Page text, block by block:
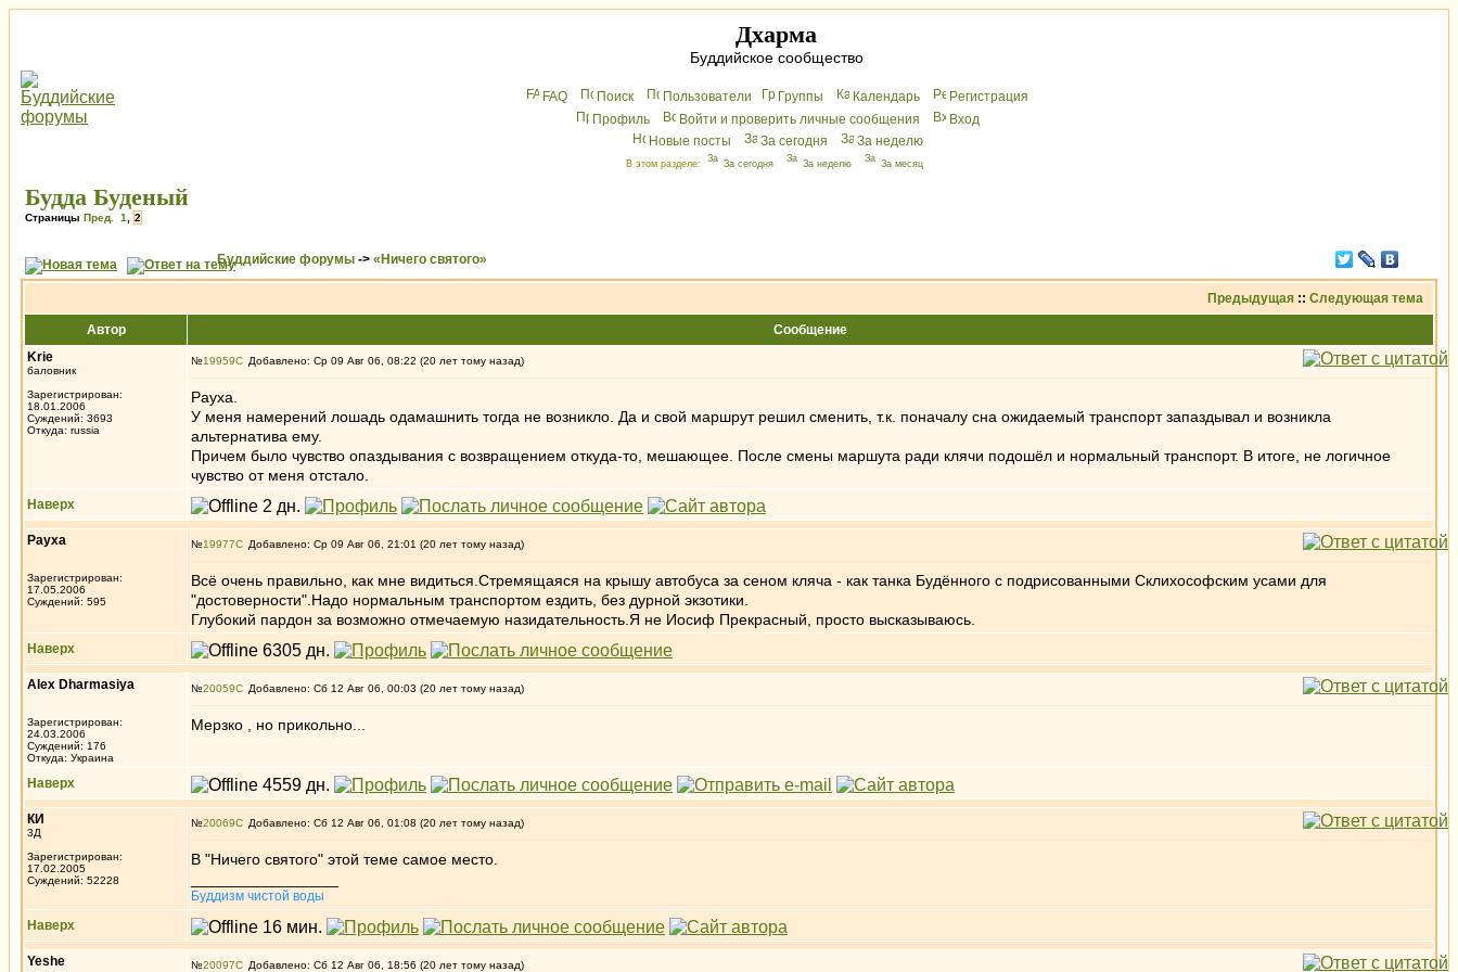
Дхарма
Буддийское сообщество
FAQ Поиск Пользователи Группы Календарь
Peгиcтрaция
Профиль
Войти и проверить личные сообщения
Вхoд
Новые посты
За сегодня За неделю
В этом разделе: За сегодня За неделю За месяц
Будда Буденый
Страницы Пред. 1 2
Буддийские форумы -> «Ничего святого»
Предыдущая :: Следующая тема
Автор
Сообщение
Krie
баловник
Зарегистрирован:
18.01.2006
Суждений: 3693
Откуда: russia
№19959 Добавлено: Ср 09 Авг 06, 08:22 (20 лет тому назад)
Рауха.
У меня намерений лошадь одамашнить тогда не возникло. Да и свой маршрут решил сменить, т.к. поначалу сна ожидаемый транспорт запаздывал и возникла
альтернатива ему.
Причем было чувство опаздывания с возвращением откуда-то, мешающее. После смены маршута ради клячи подошёл и нормальный транспорт. В итоге, не логичное
чувство от меня отстало.
Наверх
Рауха
Зарегистрирован:
17.05.2006
Суждений: 595
№19977 Добавлено: Ср 09 Авг 06, 21:01 (20 лет тому назад)
Всё очень правильно, как мне видиться.Стремящаяся на крышу автобуса за сеном кляча - как танка Будённого с подрисованными Склихософским усами для
"достоверности".Надо нормальным транспортом ездить, без дурной экзотики.
Глубокий пардон за возможно отмечаемую назидательность.Я не Иосиф Прекрасный, просто высказываюсь.
Наверх
Alex Dharmasiya
Зарегистрирован:
24.03.2006
Суждений: 176
Откуда: Украина
№20059 Добавлено: Сб 12 Авг 06, 00:03 (20 лет тому назад)
Мерзко , но прикольно...
Наверх
КИ
3Д
Зарегистрирован:
17.02.2005
Суждений: 52228
№20069 Добавлено: Сб 12 Авг 06, 01:08 (20 лет тому назад)
В "Ничего святого" этой теме самое место.
Буддизм чистой воды
Наверх
Yeshe №20097 Добавлено: Сб 12 Авг 06, 18:56 (20 лет тому назад)